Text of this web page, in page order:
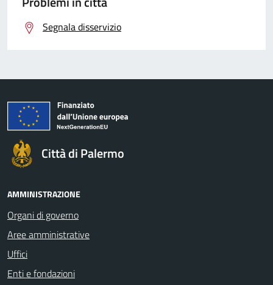
Segnala disservizio
Città di Palermo
AMMINISTRAZIONE
Organi di governo
Aree amministrative
Uffici
Enti e fondazioni